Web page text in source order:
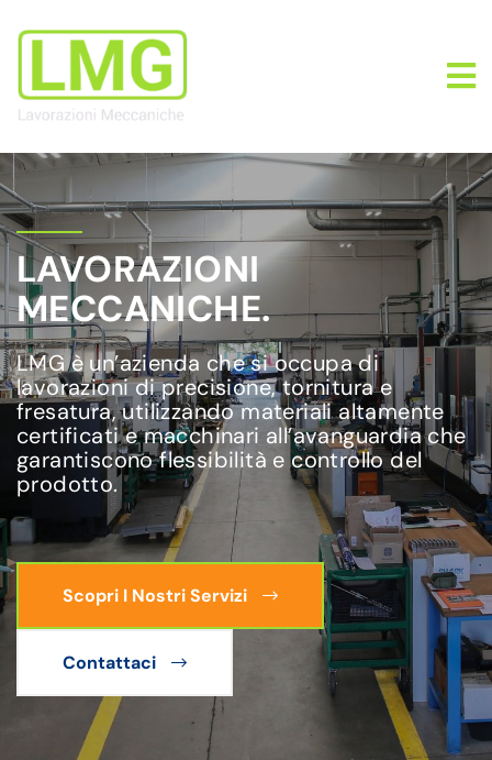
LAVORAZIONI
MECCANICHE.
LMG è un’azienda che si occupa di
lavorazioni di precisione, tornitura e
fresatura, utilizzando materiali altamente
certificati e macchinari all’avanguardia che
garantiscono flessibilità e controllo del
prodotto.
Scopri I Nostri Servizi
Contattaci